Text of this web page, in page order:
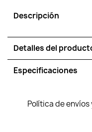
Descripción
Detalles del
Especificaciones
Política de